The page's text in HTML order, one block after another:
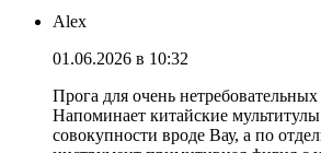
Alex
01.06.2026 в 10:32
Прога для очень нетребовательных
Напоминает китайские
совокупности вроде Вау, а по